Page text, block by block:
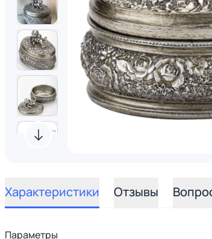
Характеристики Отзывы
Параметры